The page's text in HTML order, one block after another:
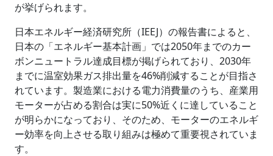
が挙げられます。
日本エネルギー経済研究所（IEEJ）の報告書によると、
日本の「エネルギー基本計画」では2050年までのカー
ボンニュートラル達成目標が掲げられており、2030年
までに温室効果ガス排出量を46%削減することが目指さ
れています。製造業における電力消費量のうち、産業用
モーターが占める割合は実に50%近くに達していること
が明らかになっており、そのため、モーターのエネルギ
ー効率を向上させる取り組みは極めて重要視されていま
す。